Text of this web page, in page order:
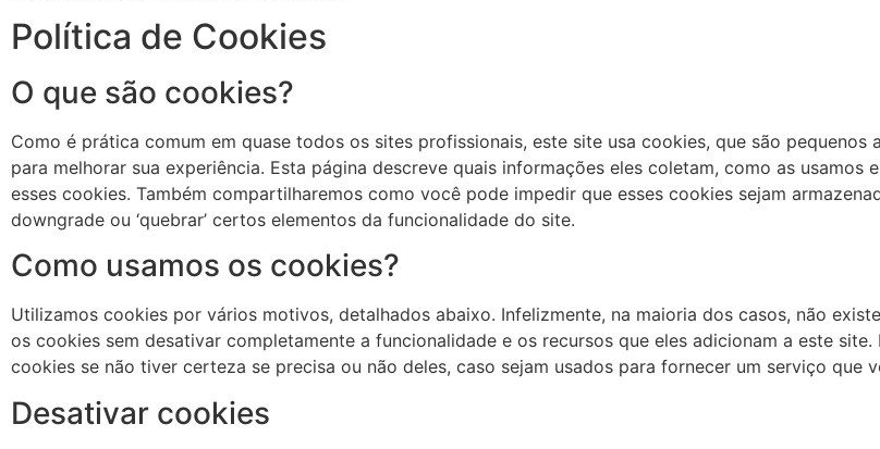
Política de Cookies
O que são cookies?
Como é prática comum em quase todos os sites profissionais, este site usa cookies, que são pequenos
para melhorar sua experiência. Esta página descreve quais informações eles coletam, como as usamos
esses cookies. Também compartilharemos como você pode impedir que esses cookies sejam
downgrade ou ‘quebrar’ certos elementos da funcionalidade do site.
Como usamos os cookies?
Utilizamos cookies por vários motivos, detalhados abaixo. Infelizmente, na maioria dos casos, não
os cookies sem desativar completamente a funcionalidade e os recursos que eles adicionam a este
cookies se não tiver certeza se precisa ou não deles, caso sejam usados ​​para fornecer um serviço que
Desativar cookies